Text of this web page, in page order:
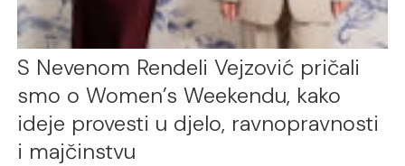
S Nevenom Rendeli Vejzović pričali
smo o Women’s Weekendu, kako
ideje provesti u djelo, ravnopravnosti
i majčinstvu